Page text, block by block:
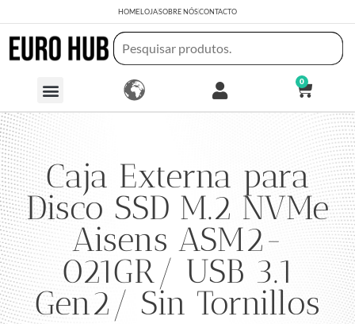
HOMELOJASOBRE NÓSCONTACTO
0
Caja Externa para
Disco SSD M.2 NVMe
Aisens ASM2-
021GR/ USB 3.1
Gen2/ Sin Tornillos